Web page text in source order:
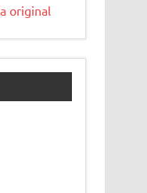
original